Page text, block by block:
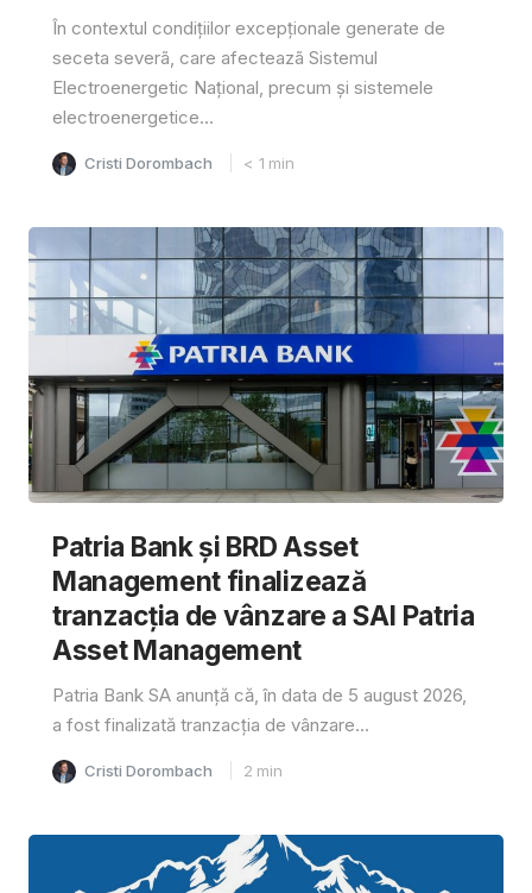
În contextul condițiilor excepționale generate de
seceta severã, care afecteazã Sistemul
Electroenergetic Național, precum și sistemele
electroenergetice...
Cristi Dorombach < 1 min
Patria Bank și BRD Asset
Management finalizează
tranzacția de vânzare a SAI Patria
Asset Management
Patria Bank SA anunță că, în data de 5 august 2026,
a fost finalizată tranzacția de vânzare...
Cristi Dorombach 2 min